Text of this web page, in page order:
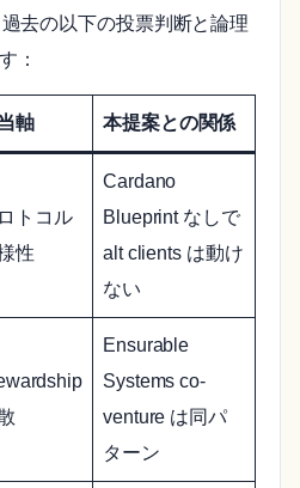
去の以下の投票判断と論理
：
軸 本提案との関係
トコル
性
Cardano
Blueprint なしで
alt clients は動け
ない
Ensurable
Systems co-
venture は同パ
ターン